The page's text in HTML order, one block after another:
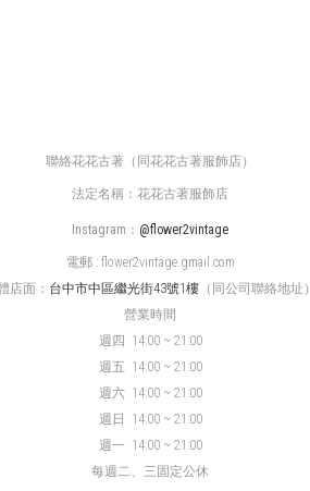
聯絡花花古著（同花花古著服飾店）
法定名稱：花花古著服飾店
Instagram： @flower2vintage
電郵 : flower2vintage.gmail.com
店面： 台中市中區繼光街43號1樓 （同公司聯絡地址）
營業時間
週四
14:00 ~ 21:00
週五 14:00 ~ 21:00
週六 14:00 ~ 21:00
週日 14:00 ~ 21:00
週一 14:00 ~ 21:00
每週二、三固定公休